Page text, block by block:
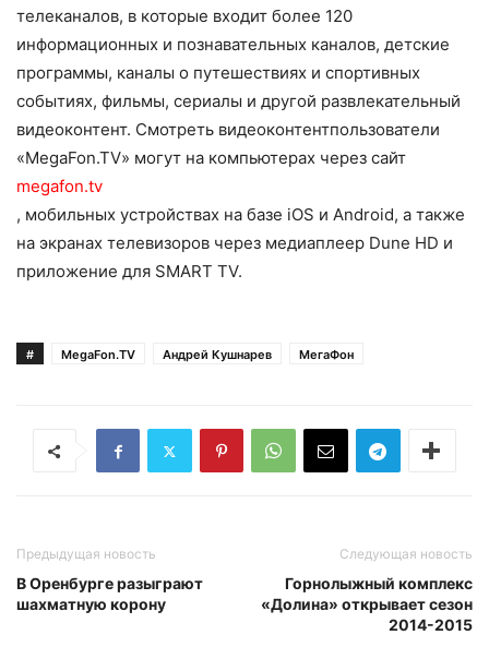
телеканалов, в которые входит более 120
информационных и познавательных каналов, детские
программы, каналы о путешествиях и спортивных
событиях, фильмы, сериалы и другой развлекательный
видеоконтент. Смотреть видеоконтентпользователи
«MegaFon.TV» могут на компьютерах через сайт
megafon.tv
, мобильных устройствах на базе iOS и Android, а также
на экранах телевизоров через медиаплеер Dune HD и
приложение для SMART TV.
# MegaFon.TV Андрей Кушнарев МегаФон
Предыдущая новость
В Оренбурге разыграют
шахматную корону
Следующая новость
Горнолыжный комплекс
«Долина» открывает сезон
2014-2015